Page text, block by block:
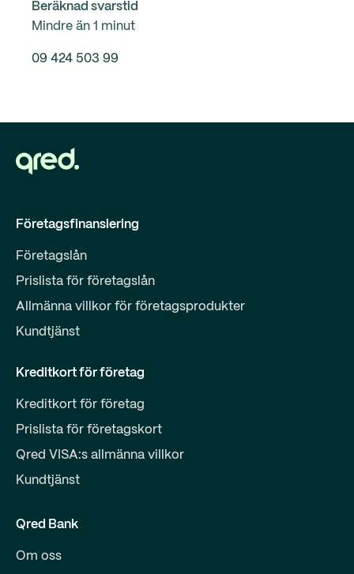
Beräknad svarstid
Mindre än 1 minut
09 424 503 99
Företagsfinansiering
Företagslån
Prislista för företagslån
Allmänna villkor för företagsprodukter
Kundtjänst
Kreditkort för företag
Kreditkort för företag
Prislista för företagskort
Qred VISA:s allmänna villkor
Kundtjänst
Qred Bank
Om oss